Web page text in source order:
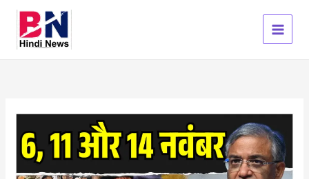
content